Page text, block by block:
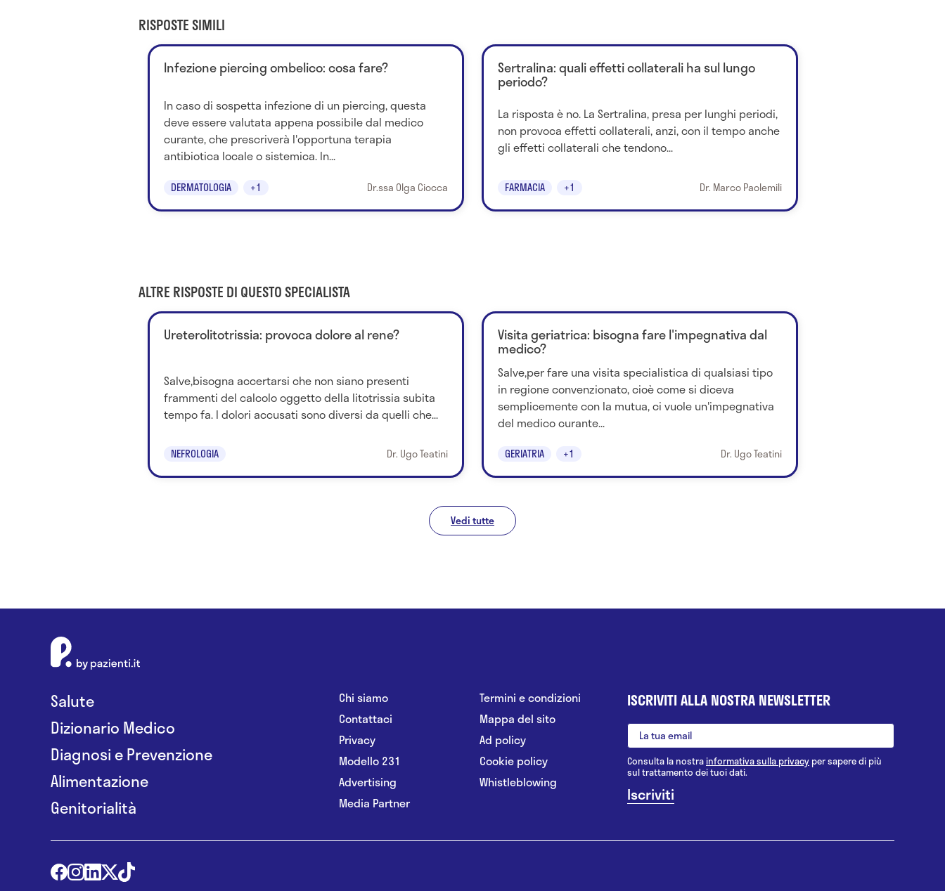
RISPOSTE SIMILI
Infezione piercing ombelico: cosa fare?
In caso di sospetta infezione di un piercing, questa
deve essere valutata appena possibile dal medico
curante, che prescriverà l'opportuna terapia
antibiotica locale o sistemica. In...
DERMATOLOGIA +1 Dr.ssa Olga Ciocca
Sertralina: quali effetti collaterali ha sul lungo
periodo?
La risposta è no. La Sertralina, presa per lunghi periodi,
non provoca effetti collaterali, anzi, con il tempo anche
gli effetti collaterali che tendono...
FARMACIA +1 Dr. Marco Paolemili
ALTRE RISPOSTE DI QUESTO SPECIALISTA
Ureterolitotrissia: provoca dolore al rene?
Salve,bisogna accertarsi che non siano presenti
frammenti del calcolo oggetto della litotrissia subita
tempo fa. I dolori accusati sono diversi da quelli che...
NEFROLOGIA Dr. Ugo Teatini
Visita geriatrica: bisogna fare l'impegnativa dal
medico?
Salve,per fare una visita specialistica di qualsiasi tipo
in regione convenzionato, cioè come si diceva
semplicemente con la mutua, ci vuole un'impegnativa
del medico curante...
GERIATRIA +1 Dr. Ugo Teatini
Vedi tutte
Salute
Dizionario Medico
Diagnosi e Prevenzione
Alimentazione
Genitorialità
Chi siamo
Contattaci
Privacy
Modello 231
Advertising
Media Partner
Termini e condizioni
Mappa del sito
Ad policy
Cookie policy
Whistleblowing
ISCRIVITI ALLA NOSTRA NEWSLETTER
Consulta la nostrainformativa sulla privacy per sapere di più
sul trattamento dei tuoi dati.